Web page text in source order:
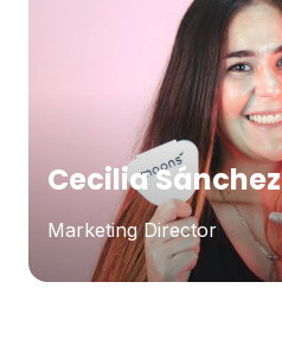
Cecilia Sánchez
Marketing Director